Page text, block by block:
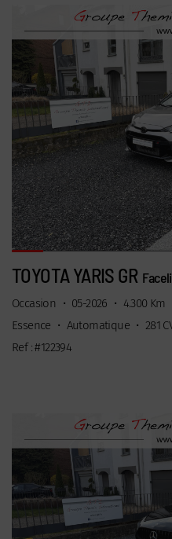
TOYOTA YARIS GR
Occasion • 05-2026 • 4.300 Km
Essence • Automatique • 281
Ref : #122394